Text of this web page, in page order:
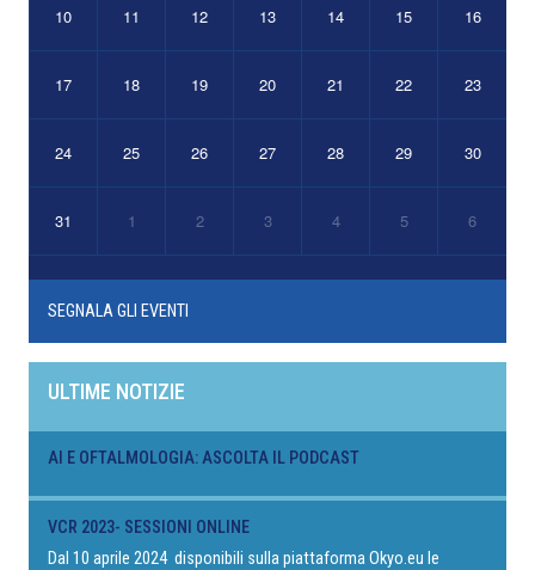
10 11 12 13 14 15 16
17 18 19 20 21 22 23
24 25 26 27 28 29 30
31 1 2 3 4 5 6
SEGNALA GLI EVENTI
ULTIME NOTIZIE
AI E OFTALMOLOGIA: ASCOLTA IL PODCAST
VCR 2023- SESSIONI ONLINE
Dal 10 aprile 2024 disponibili sulla piattaforma Okyo.eu le